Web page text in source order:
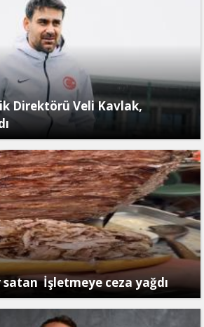
Direktörü Veli Kavlak,
satan İşletmeye ceza yağdı